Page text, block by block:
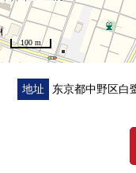
0 中野区立明和中学
[在讨论对杉并区、
・虽然是否是否"出
知道是否最好开始
・想把握拥有房地
100 m
地址 东京都中野区白